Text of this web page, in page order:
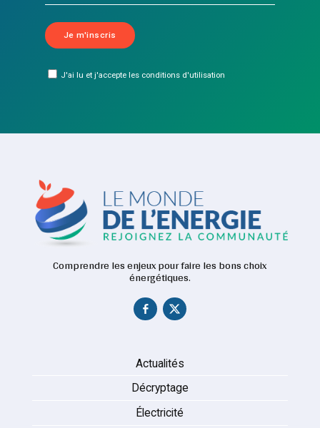
J'ai lu et j'accepte les conditions d'utilisation
Comprendre les enjeux pour faire les bons choix
énergétiques.
Actualités
Décryptage
Électricité